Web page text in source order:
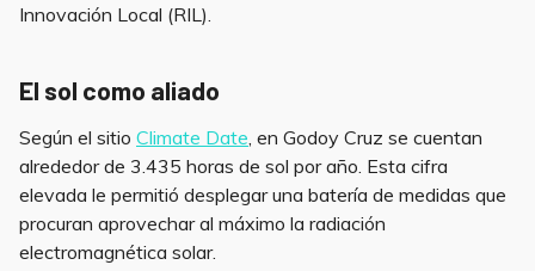
Innovación Local (RIL).
El sol como aliado
Según el sitio Climate Date , en Godoy Cruz se cuentan
alrededor de 3.435 horas de sol por año. Esta cifra
elevada le permitió desplegar una batería de medidas que
procuran aprovechar al máximo la radiación
electromagnética solar.